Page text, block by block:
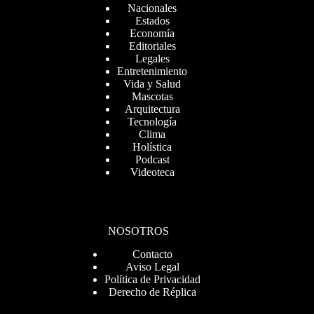
Nacionales
Estados
Economía
Editoriales
Legales
Entretenimiento
Vida y Salud
Mascotas
Arquitectura
Tecnología
Clima
Holística
Podcast
Videoteca
NOSOTROS
Contacto
Aviso Legal
Política de Privacidad
Derecho de Réplica